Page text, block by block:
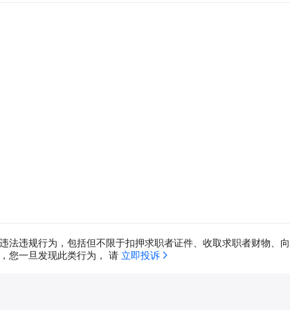
法违规行为，包括但不限于扣押求职者证件、收取求职者财物、
您一旦发现此类行为， 请 立即投诉